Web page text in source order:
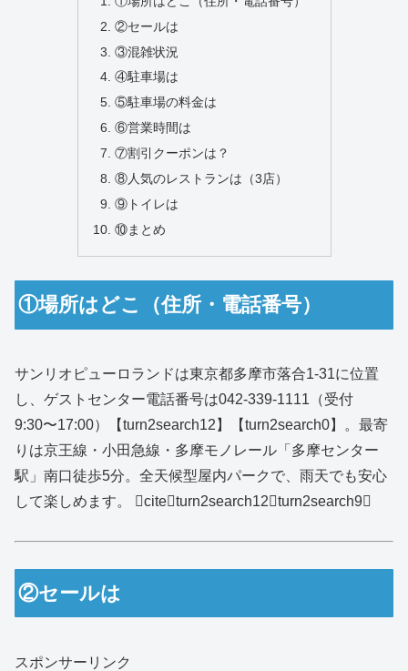
②セールは
③混雑状況
④駐車場は
⑤駐車場の料金は
⑥営業時間は
⑦割引クーポンは？
⑧人気のレストランは（3店）
⑨トイレは
⑩まとめ
①場所はどこ（住所・電話番号）
サンリオピューロランドは東京都多摩市落合1‑31に位置
し、ゲストセンター電話番号は042‑339‑1111（受付
9:30〜17:00）【turn2search12】【turn2search0】。最寄
りは京王線・小田急線・多摩モノレール「多摩センター
駅」南口徒歩5分。全天候型屋内パークで、雨天でも安心
して楽しめます。 citeturn2search12turn2search9
②セールは
スポンサーリンク